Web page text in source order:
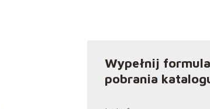
Wypełnij
pobrania